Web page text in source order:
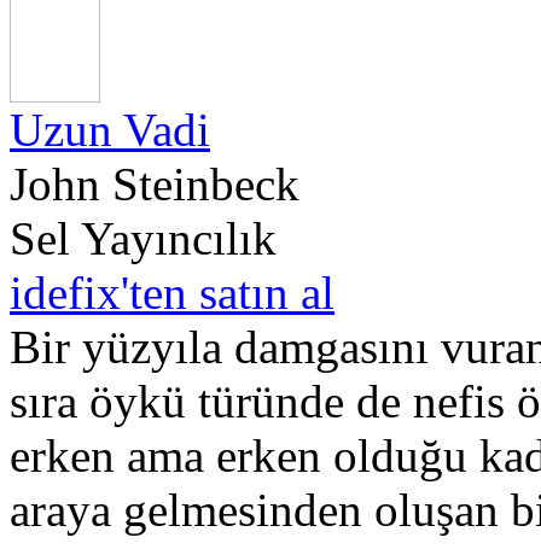
Uzun Vadi
John Steinbeck
Sel Yayıncılık
idefix'ten satın al
Bir yüzyıla damgasını
sıra öykü türünde de nefis
erken ama erken olduğu
araya gelmesinden oluşan